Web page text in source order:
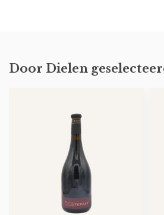
Door Dielen